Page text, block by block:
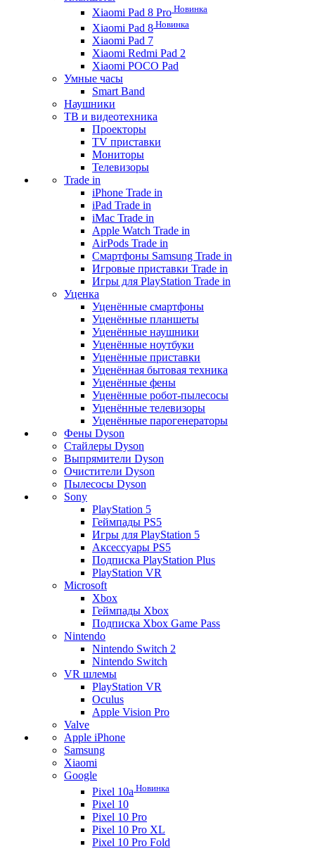
Xiaomi Pad 8 Pro Новинка
Xiaomi Pad 8 Новинка
Xiaomi Pad 7
Xiaomi Redmi Pad 2
Xiaomi POCO Pad
Умные часы
Smart Band
Наушники
ТВ и видеотехника
Проекторы
TV приставки
Мониторы
Телевизоры
Trade in
iPhone Trade in
iPad Trade in
iMac Trade in
Apple Watch Trade in
AirPods Trade in
Смартфоны Samsung Trade in
Игровые приставки Trade in
Игры для PlayStation Trade in
Уценка
Уценённые смартфоны
Уценённые планшеты
Уценённые наушники
Уценённые ноутбуки
Уценённые приставки
Уценённая бытовая техника
Уценённые фены
Уценённые робот-пылесосы
Уценённые телевизоры
Уценённые парогенераторы
Фены Dyson
Стайлеры Dyson
Выпрямители Dyson
Очистители Dyson
Пылесосы Dyson
Sony
PlayStation 5
Геймпады PS5
Игры для PlayStation 5
Аксессуары PS5
Подписка PlayStation Plus
PlayStation VR
Microsoft
Xbox
Геймпады Xbox
Подписка Xbox Game Pass
Nintendo
Nintendo Switch 2
Nintendo Switch
VR шлемы
PlayStation VR
Oculus
Apple Vision Pro
Valve
Apple iPhone
Samsung
Xiaomi
Google
Pixel 10a Новинка
Pixel 10
Pixel 10 Pro
Pixel 10 Pro XL
Pixel 10 Pro Fold